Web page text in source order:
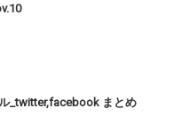
_twitter,facebook まとめ